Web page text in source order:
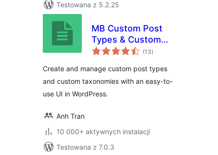
Testowana z 5.2.25
MB Custom Post
Types & Custom
Taxonomies (13wszystkich
ocen
)
Create and manage custom post types
and custom taxonomies with an easy-to-
use UI in WordPress.
Anh Tran
10 000+ aktywnych instalacji
Testowana z 7.0.3